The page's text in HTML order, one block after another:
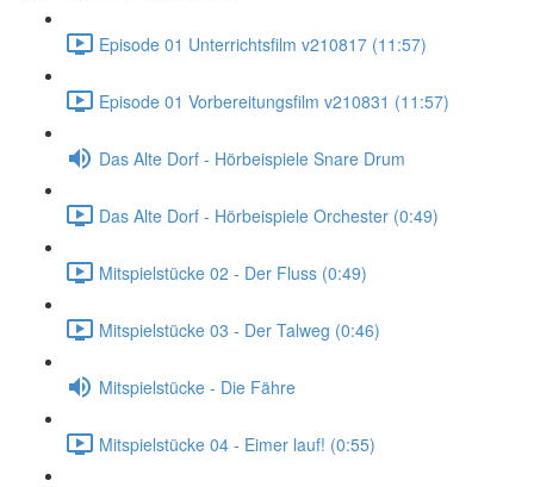
Episode 01 Unterrichtsfilm v210817 (11:57)
Episode 01 Vorbereitungsfilm v210831 (11:57)
Das Alte Dorf - Hörbeispiele Snare Drum
Das Alte Dorf - Hörbeispiele Orchester (0:49)
Mitspielstücke 02 - Der Fluss (0:49)
Mitspielstücke 03 - Der Talweg (0:46)
Mitspielstücke - Die Fähre
Mitspielstücke 04 - Eimer lauf! (0:55)